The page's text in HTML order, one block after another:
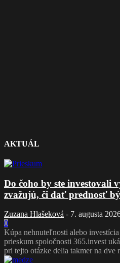
AKTUÁL
Do čoho by ste investovali
zvažujú, či dať prednosť
Zuzana Hlašeková - 7. augusta
0
Kúpa nehnuteľnosti alebo
prieskum spoločnosti 365.invest
pri tejto otázke delia takmer na dve